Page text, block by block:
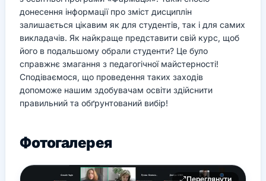
донесення інформації про зміст дисциплін
залишається цікавим як для студентів, так і для самих
викладачів. Як найкраще представити свій курс, щоб
його в подальшому обрали студенти? Це було
справжнє змагання з педагогічної майстерності!
Сподіваємося, що проведення таких заходів
допоможе нашим здобувачам освіти здійснити
правильний та обґрунтований вибір!
Фотогалерея
Переглянути